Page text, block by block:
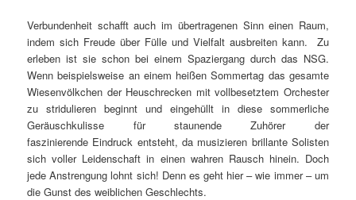
Verbundenheit schafft auch im übertragenen Sinn einen Raum,
indem sich Freude über Fülle und Vielfalt ausbreiten kann. Zu
erleben ist sie schon bei einem Spaziergang durch das NSG.
Wenn beispielsweise an einem heißen Sommertag das gesamte
Wiesenvölkchen der Heuschrecken mit vollbesetztem Orchester
zu stridulieren beginnt und eingehüllt in diese sommerliche
Geräuschkulisse für staunende Zuhörer der
faszinierende Eindruck entsteht, da musizieren brillante Solisten
sich voller Leidenschaft in einen wahren Rausch hinein. Doch
jede Anstrengung lohnt sich! Denn es geht hier – wie immer – um
die Gunst des weiblichen Geschlechts.